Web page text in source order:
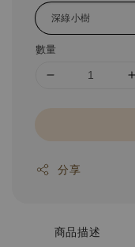
數量
分享
商品描述